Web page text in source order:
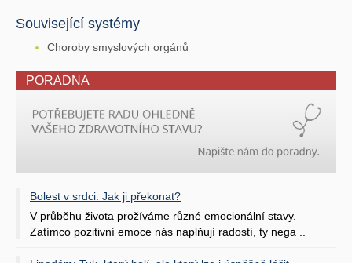
Související systémy
Choroby smyslových orgánů
PORADNA
Bolest v srdci: Jak ji překonat?
V průběhu života prožíváme různé emocionální stavy.
Zatímco pozitivní emoce nás naplňují radostí, ty nega ..